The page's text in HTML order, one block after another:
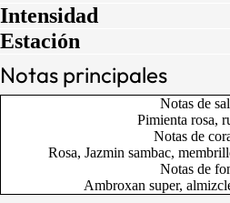
Intensidad
Estación
Notas principales
Notas de
Pimienta rosa,
Notas de
Rosa, Jazmin sambac,
Notas de
Ambroxan super,